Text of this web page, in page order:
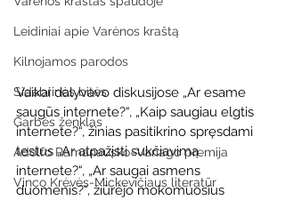
Leidiniai apie Varėnos kraštą
Kilnojamos parodos
Sidabrinės bitės
Garbės ženklas
Adolfo Ramanausko–Vanago premija
Vinco Krėvės-Mickevičiaus literatūr
Vaikai dalyvavo diskusijose „Ar esame
saugūs internete?“, „Kaip saugiau elgtis
internete?“, žinias pasitikrino spręsdami
testus „Ar atpažįsti sukčiavimą
internete?“, „Ar saugai asmens
duomenis?“, žiūrėjo mokomuosius